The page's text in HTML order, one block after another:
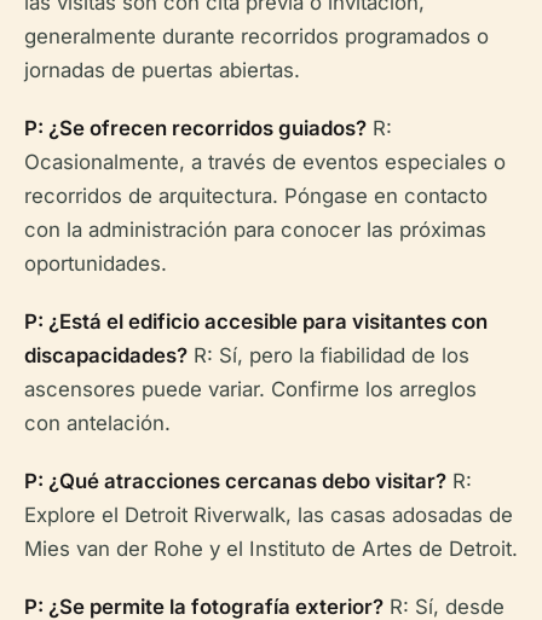
generalmente durante recorridos programados o
jornadas de puertas abiertas.
P: ¿Se ofrecen recorridos guiados? R:
Ocasionalmente, a través de eventos especiales o
recorridos de arquitectura. Póngase en contacto
con la administración para conocer las próximas
oportunidades.
P: ¿Está el edificio accesible para visitantes con
discapacidades? R: Sí, pero la fiabilidad de los
ascensores puede variar. Confirme los arreglos
con antelación.
P: ¿Qué atracciones cercanas debo visitar? R:
Explore el Detroit Riverwalk, las casas adosadas de
Mies van der Rohe y el Instituto de Artes de Detroit.
P: ¿Se permite la fotografía exterior? R: Sí, desde